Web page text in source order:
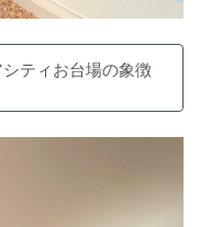
ティお台場の象徴